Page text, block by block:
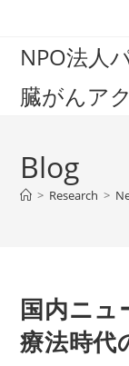
contentNPO法人
臓がんア
Blog
> Research >
国内ニュ
療法時代